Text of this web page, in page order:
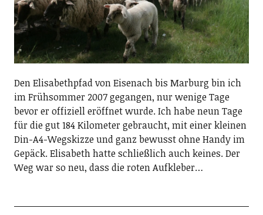
Den Elisabethpfad von Eisenach bis Marburg bin ich
im Frühsommer 2007 gegangen, nur wenige Tage
bevor er offiziell eröffnet wurde. Ich habe neun Tage
für die gut 184 Kilometer gebraucht, mit einer kleinen
Din-A4-Wegskizze und ganz bewusst ohne Handy im
Gepäck. Elisabeth hatte schließlich auch keines. Der
Weg war so neu, dass die roten Aufkleber…